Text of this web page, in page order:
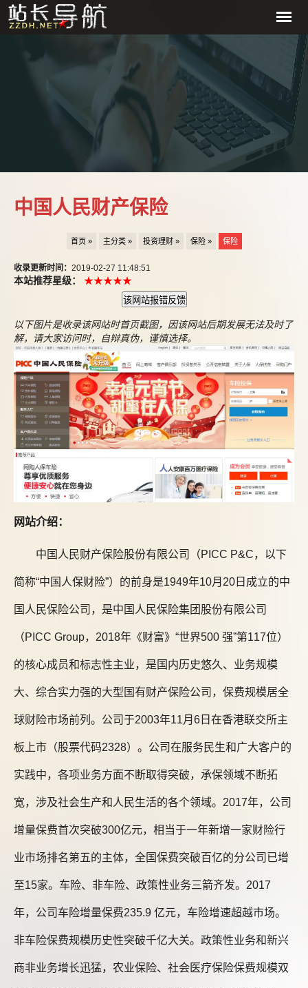
中国人民财产保险
首页 » 主分类 » 投资理财 » 保险 » 保险
收录更新时间： 2019-02-27 11:48:51
本站推荐星级： ★★★★★
以下图片是收录该网站时首页截图，因该网站后期发展无法及时了
解，请大家访问时，自辩真伪，谨慎选择。
网站介绍：
中国人民财产保险股份有限公司（PICC P&C，以下
简称“中国人保财险”）的前身是1949年10月20日成立的中
国人民保险公司，是中国人民保险集团股份有限公司
（PICC Group，2018年《财富》“世界500 强”第117位）
的核心成员和标志性主业，是国内历史悠久、业务规模
大、综合实力强的大型国有财产保险公司，保费规模居全
球财险市场前列。公司于2003年11月6日在香港联交所主
板上市（股票代码2328）。公司在服务民生和广大客户的
实践中，各项业务方面不断取得突破，承保领域不断拓
宽，涉及社会生产和人民生活的各个领域。2017年，公司
增量保费首次突破300亿元，相当于一年新增一家财险行
业市场排名第五的主体，全国保费突破百亿的分公司已增
至15家。车险、非车险、政策性业务三箭齐发。2017
年，公司车险增量保费235.9 亿元，车险增速超越市场。
非车险保费规模历史性突破千亿大关。政策性业务和新兴
商非业务增长迅猛，农业保险、社会医疗保险保费规模双